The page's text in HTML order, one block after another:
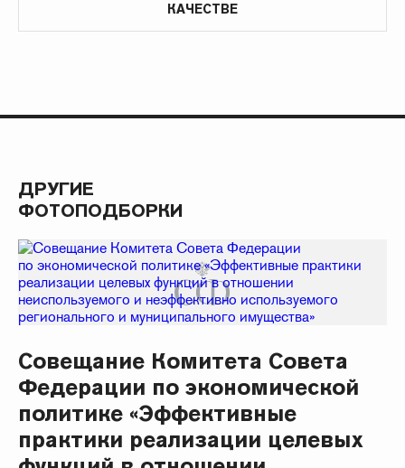
КАЧЕСТВЕ
ДРУГИЕ
ФОТОПОДБОРКИ
Совещание Комитета Совета
Федерации по экономической
политике «Эффективные
практики реализации целевых